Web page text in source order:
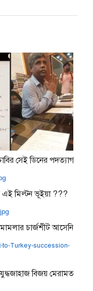
সেই ডিনের পদত্যাগ
এই মিল্টন ভূইয়া ???
চার্জশীট আসেনি
যুদ্ধজাহাজ বিজয় মেরামত